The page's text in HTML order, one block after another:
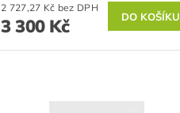
2 727,27 Kč bez DPH
3 300 Kč